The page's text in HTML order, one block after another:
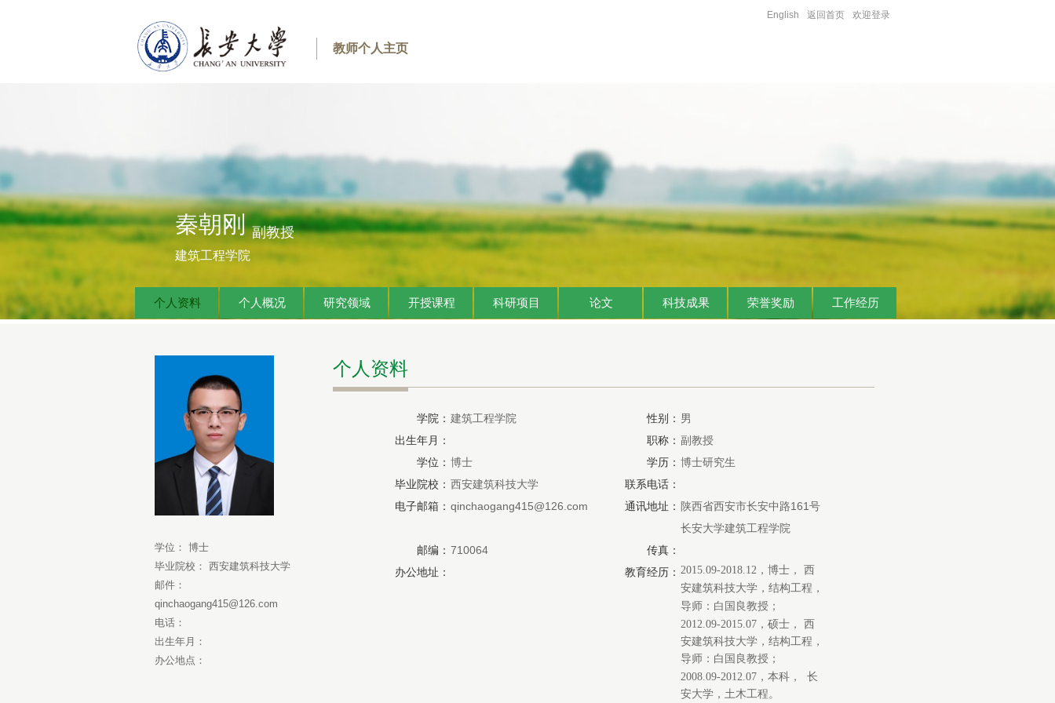
教师个人主页
English 返回首页 欢迎登录
秦朝刚副教授
建筑工程学院
个人资料 个人概况 研究领域 开授课程 科研项目 论文 科技成果 荣誉奖励 工作经历
学位： 博士
毕业院校： 西安建筑科技大学
邮件：
qinchaogang415@126.com
电话：
出生年月：
办公地点：
个人资料
学院： 建筑工程学院 性别： 男
出生年月：
职称： 副教授
学位： 博士 学历： 博士研究生
毕业院校： 西安建筑科技大学
联系电话：
电子邮箱： qinchaogang415@126.com 通讯地址： 陕西省西安市长安中路161号
长安大学建筑工程学院
邮编： 710064
传真：
办公地址：
教育经历： 2015.09-2018.12，博士， 西
安建筑科技大学，结构工程，
导师：白国良教授；
2012.09-2015.07，硕士， 西
安建筑科技大学，结构工程，
导师：白国良教授 ；
2008.09-2012.07，本科， 长
安大学，土木工程。